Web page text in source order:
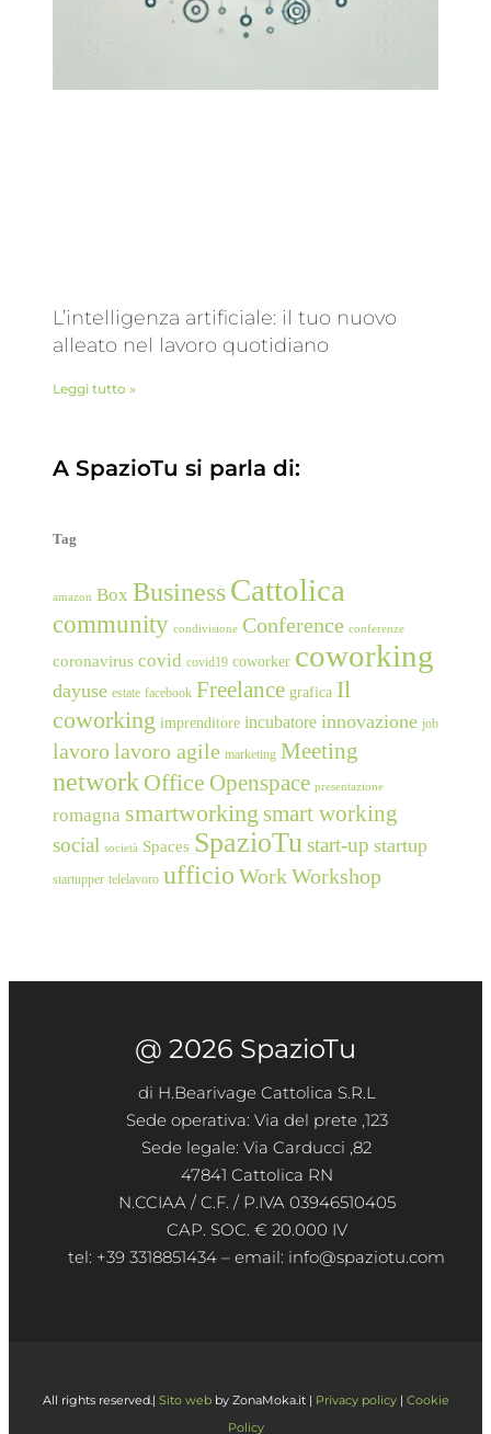
L’intelligenza artificiale: il tuo nuovo
alleato nel lavoro quotidiano
Leggi tutto »
A SpazioTu si parla di:
Tag
amazon Box BusinessCattolica
community condivisione Conference conferenze
coronavirus covid covid19 coworker coworking
dayuse estate facebook Freelance grafica Il
coworking imprenditore incubatore innovazione job
lavorolavoro agile marketing Meeting
network Office Openspace presentazione
romagna smartworking smart working
social società Spaces SpazioTustart-up startup
startupper telelavoro ufficio WorkWorkshop
@ 2026 SpazioTu
di H.Bearivage Cattolica S.R.L
Sede operativa: Via del prete ,123
Sede legale: Via Carducci ,82
47841 Cattolica RN
N.CCIAA / C.F. / P.IVA 03946510405
CAP. SOC. € 20.000 IV
tel: +39 3318851434 – email: info@spaziotu.com
All rights reserved.| Sito webby ZonaMoka.it | Privacy policy| Cookie
Policy